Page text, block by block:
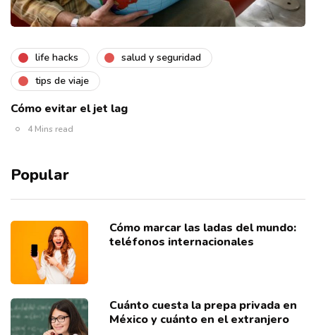
life hacks
salud y seguridad
tips de viaje
Cómo evitar el jet lag
4 Mins read
Popular
Cómo marcar las ladas del mundo:
teléfonos internacionales
Cuánto cuesta la prepa privada en
México y cuánto en el extranjero